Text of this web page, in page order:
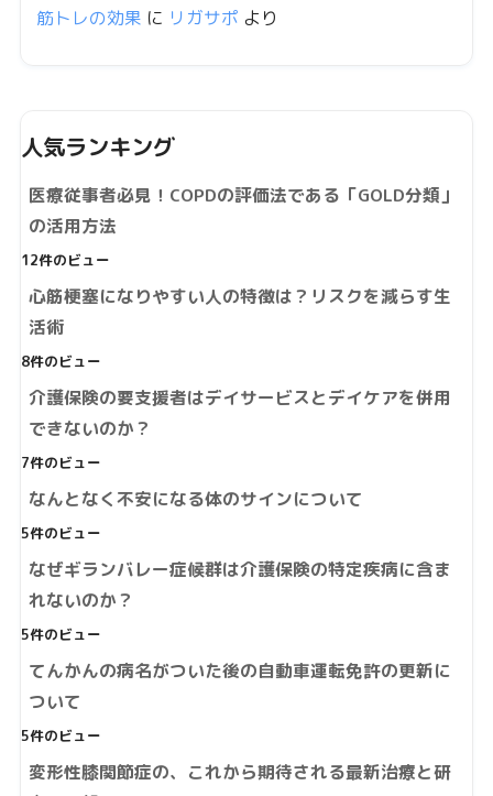
筋トレの効果 に リガサポ より
人気ランキング
医療従事者必見！COPDの評価法である「GOLD分類」
の活用方法
12件のビュー
心筋梗塞になりやすい人の特徴は？リスクを減らす生
活術
8件のビュー
介護保険の要支援者はデイサービスとデイケアを併用
できないのか？
7件のビュー
なんとなく不安になる体のサインについて
5件のビュー
なぜギランバレー症候群は介護保険の特定疾病に含ま
れないのか？
5件のビュー
てんかんの病名がついた後の自動車運転免許の更新に
ついて
5件のビュー
変形性膝関節症の、これから期待される最新治療と研